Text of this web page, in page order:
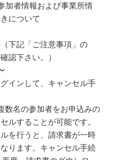
加者情報および事業所情
について
下記「ご注意事項」の
認下さい。）
インして、キャンセル手
数名の参加者をお申込みの
ルすることが可能です。
を行うと、請求書が一時
ります。キャンセル手続